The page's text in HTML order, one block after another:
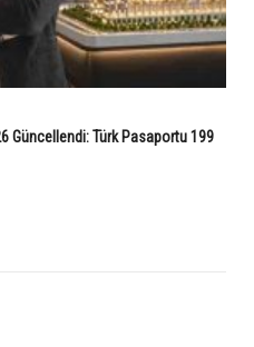
Güncellendi: Türk Pasaportu 199